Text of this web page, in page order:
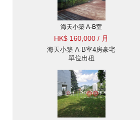
海天小築 A-B室
HK$ 160,000 / 月
海天小築 A-B室4房豪宅
單位出租